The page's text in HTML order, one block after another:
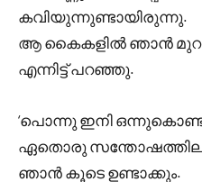
കവിയുന്നുണ്ടായിരുന്നു.
ആ കൈകളിൽ ഞാൻ
എന്നിട്ട് പറഞ്ഞു.
‘പൊന്നു ഇനി
ഏതൊരു
ഞാൻ കൂടെ ഉണ്ടാക്കും.